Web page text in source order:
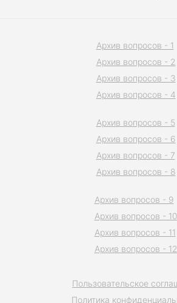
Пользовательское
Политика
Архив вопросов - 1
Архив вопросов - 2
Архив вопросов - 3
Архив вопросов - 4
Архив вопросов - 5
Архив вопросов - 6
Архив вопросов - 7
Архив вопросов - 8
Архив вопросов - 9
Архив вопросов - 10
Архив вопросов - 11
Архив вопросов - 12